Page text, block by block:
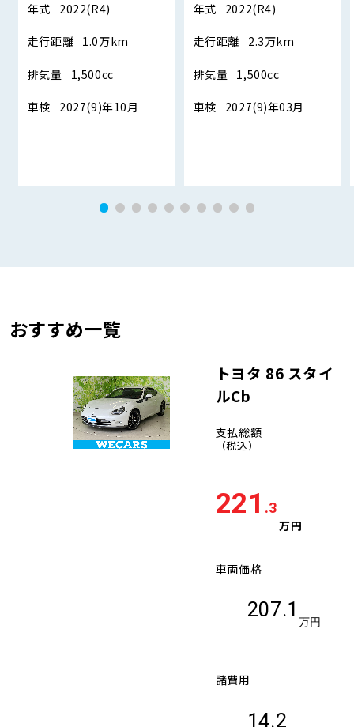
年式 2022(R4)
走行距離 1.0万km
排気量 1,500cc
車検 2027(9)年10月
年式 2022(R4)
走行距離 2.3万km
排気量 1,500cc
車検 2027(9)年03月
おすすめ一覧
トヨタ 86 スタイ
ルCb
支払総額
（税込）
221 .3
万円
車両価格
207.1
万円
諸費用
14.2